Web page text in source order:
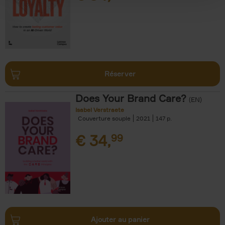
Réserver
Does Your Brand Care? (EN)
Isabel Verstraete
Couverture souple
2021 147
€ 34,99
Ajouter au panier